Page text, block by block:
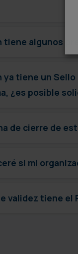
algunos
ya tiene un
¿es posible
de cierre de
si mi
validez tiene el